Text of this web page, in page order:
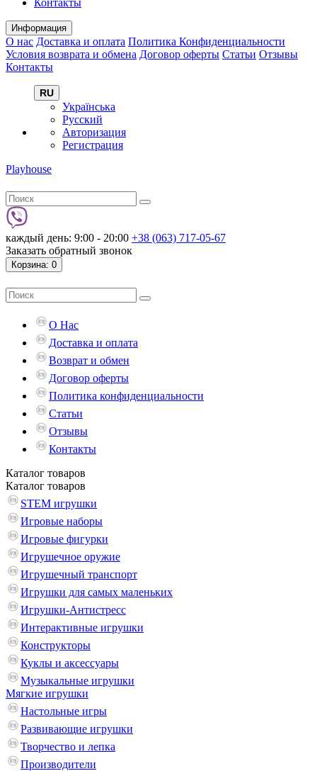
Контакты
Информация
О нас Доставка и оплата Политика Конфиденциальности
Условия возврата и обмена Договор оферты Статьи Отзывы
Контакты
RU
Українська
Русский
Авторизация
Регистрация
Playhouse
каждый день: 9:00 - 20:00 +38 (063) 717-05-67
Заказать обратный звонок
Корзина: 0
О Нас
Доставка и оплата
Возврат и обмен
Договор оферты
Политика конфиденциальности
Статьи
Отзывы
Контакты
Каталог товаров
Каталог товаров
STEM игрушки
Игровые наборы
Игровые фигурки
Игрушечное оружие
Игрушечный транспорт
Игрушки для самых маленьких
Игрушки-Антистресс
Интерактивные игрушки
Конструкторы
Куклы и аксессуары
Музыкальные игрушки
Мягкие игрушки
Настольные игры
Развивающие игрушки
Творчество и лепка
Производители